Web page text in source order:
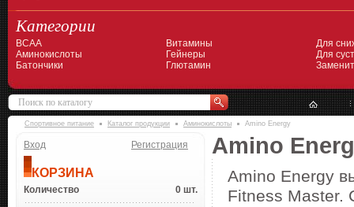
Категории
BCAA
Аминокислоты
Батончики
Витамины
Гейнеры
Глютамин
Для
Для
Спортивное питание Каталог продукции Аминокислоты Amino Energy
Вход Регистрация
КОРЗИНА
Количество 0 шт.
Amino
Amino Energy
Fitness Master.